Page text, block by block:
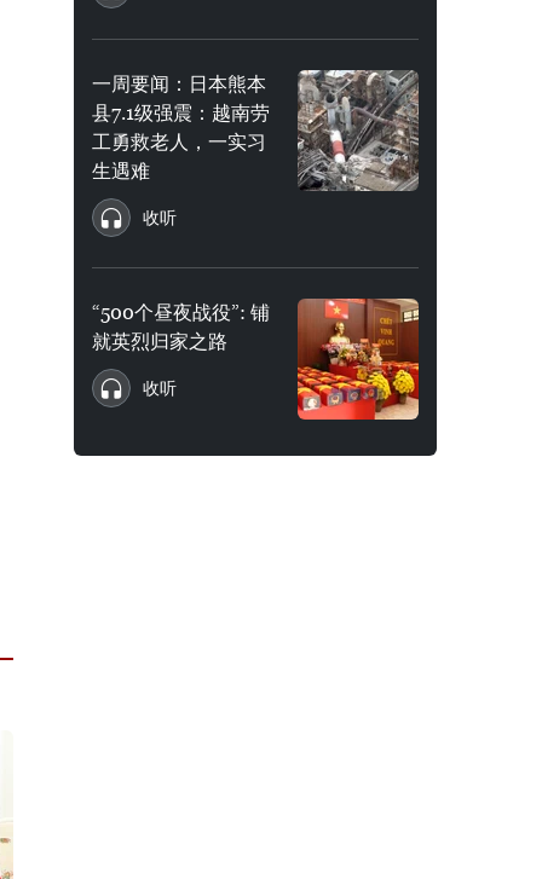
一周要闻：日本熊本
县7.1级强震：越南劳
工勇救老人，一实习
生遇难
收听
“500个昼夜战役”: 铺
就英烈归家之路
收听